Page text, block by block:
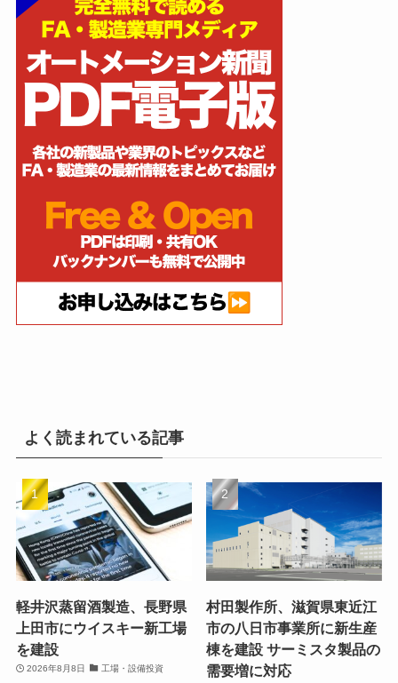
よく読まれている記事
軽井沢蒸留酒製造、長野県
上田市にウイスキー新工場
を建設
2026年8月8日 工場・設備投資
村田製作所、滋賀県東近江
市の八日市事業所に新生産
棟を建設 サーミスタ製品の
需要増に対応